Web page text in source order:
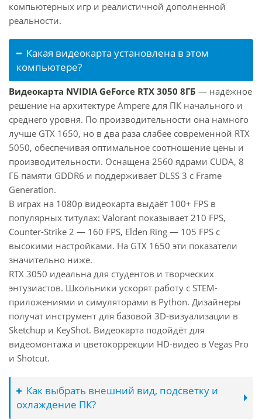
компьютерных игр и реалистичной дополненной
реальности.
Какая видеокарта установлена в этом
компьютере?
Видеокарта NVIDIA GeForce RTX 3050 8ГБ — надёжное
решение на архитектуре Ampere для ПК начального и
среднего уровня. По производительности она намного
лучше GTX 1650, но в два раза слабее современной RTX
5050, обеспечивая оптимальное соотношение цены и
производительности. Оснащена 2560 ядрами CUDA, 8
ГБ памяти GDDR6 и поддерживает DLSS 3 с Frame
Generation.
В играх на 1080p видеокарта выдаёт 100+ FPS в
популярных титулах: Valorant показывает 210 FPS,
Counter-Strike 2 — 160 FPS, Elden Ring — 105 FPS с
высокими настройками. На GTX 1650 эти показатели
значительно ниже.
RTX 3050 идеальна для студентов и творческих
энтузиастов. Школьники ускорят работу с STEM-
приложениями и симуляторами в Python. Дизайнеры
получат инструмент для базовой 3D-визуализации в
Sketchup и KeyShot. Видеокарта подойдёт для
видеомонтажа и цветокоррекции HD-видео в Vegas Pro
и Shotcut.
Как выбрать внешний вид, подсветку и
охлаждение ПК?